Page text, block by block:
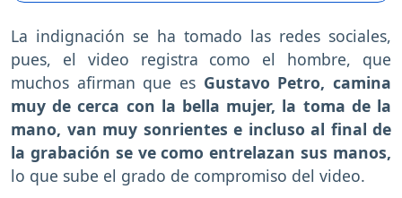
La indignación se ha tomado las redes sociales,
pues, el video registra como el hombre, que
muchos afirman que es Gustavo Petro, camina
muy de cerca con la bella mujer, la toma de la
mano, van muy sonrientes e incluso al final de
la grabación se ve como entrelazan sus manos,
lo que sube el grado de compromiso del video.